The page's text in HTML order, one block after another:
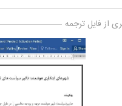
از فایل ترجمه